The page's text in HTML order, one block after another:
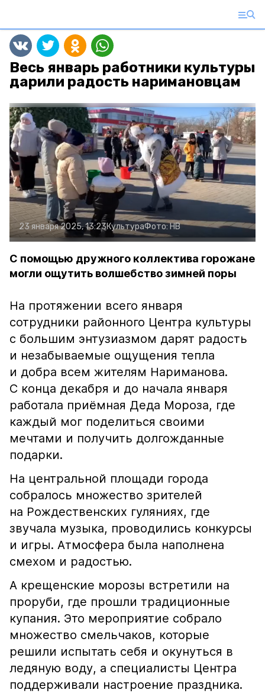
Весь январь работники культуры
дарили радость наримановцам
23 января 2025, 13:23КультураФото:НВ
С помощью дружного коллектива горожане
могли ощутить волшебство зимней поры
На протяжении всего января
сотрудники районного Центра культуры
с большим энтузиазмом дарят радость
и незабываемые ощущения тепла
и добра всем жителям Нариманова.
С конца декабря и до начала января
работала приёмная Деда Мороза, где
каждый мог поделиться своими
мечтами и получить долгожданные
подарки.
На центральной площади города
собралось множество зрителей
на Рождественских гуляниях, где
звучала музыка, проводились конкурсы
и игры. Атмосфера была наполнена
смехом и радостью.
А крещенские морозы встретили на
проруби, где прошли традиционные
купания. Это мероприятие собрало
множество смельчаков, которые
решили испытать себя и окунуться в
ледяную воду, а специалисты Центра
поддерживали настроение праздника.